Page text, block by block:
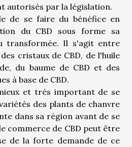
autorisés par la législation.
de se faire du bénéfice en
du CBD sous forme sa
transformée. Il s'agit entre
cristaux de CBD, de l'huile
du baume de CBD et des
à base de CBD.
et très important de se
des plants de chanvre
dans sa région avant de se
commerce de CBD peut être
de la forte demande de ce